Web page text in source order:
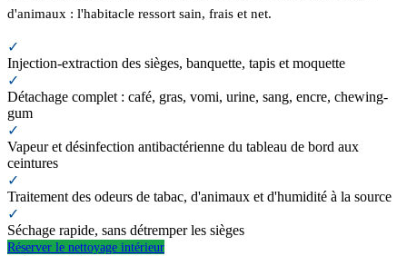
d'animaux : l'habitacle ressort sain, frais et net.
✓
Injection-extraction des sièges, banquette, tapis et moquette
✓
Détachage complet : café, gras, vomi, urine, sang, encre, chewing-
gum
✓
Vapeur et désinfection antibactérienne du tableau de bord aux
ceintures
✓
Traitement des odeurs de tabac, d'animaux et d'humidité à la source
✓
Séchage rapide, sans détremper les sièges
Réserver le nettoyage intérieur